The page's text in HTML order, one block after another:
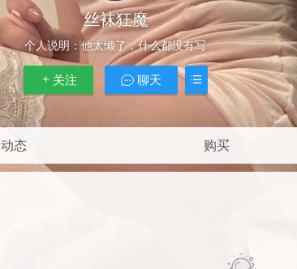
丝袜狂魔
个人说明：他太懒了，什么都没有写
关注 聊天
动态 购买